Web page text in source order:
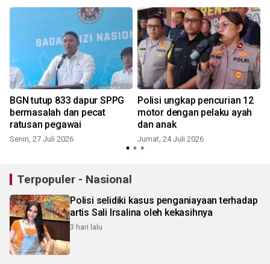
BGN tutup 833 dapur SPPG
bermasalah dan pecat
ratusan pegawai
Senin, 27 Juli 2026
Polisi ungkap pencurian 12
motor dengan pelaku ayah
dan anak
Jumat, 24 Juli 2026
Terpopuler - Nasional
Polisi selidiki kasus penganiayaan terhadap
artis Sali Irsalina oleh kekasihnya
3 hari lalu